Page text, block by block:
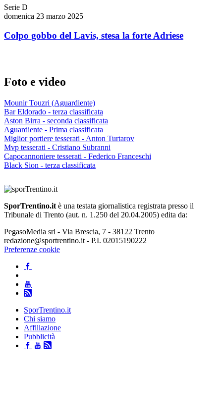
Serie D
domenica 23 marzo 2025
Colpo gobbo del Lavis, stesa la forte Adriese
Foto e video
Mounir Touzri (Aguardiente)
Bar Eldorado - terza classificata
Aston Birra - seconda classificata
Aguardiente - Prima classificata
Miglior portiere tesserati - Anton Turtarov
Mvp tesserati - Cristiano Subranni
Capocannoniere tesserati - Federico Franceschi
Black Sion - terza classificata
SporTrentino.it è una testata giornalistica registrata presso il
Tribunale di Trento (aut. n. 1.250 del 20.04.2005) edita da:
PegasoMedia srl - Via Brescia, 7 - 38122 Trento
redazione@sportrentino.it - P.I. 02015190222
Preferenze cookie
SporTrentino.it
Chi siamo
Affiliazione
Pubblicità